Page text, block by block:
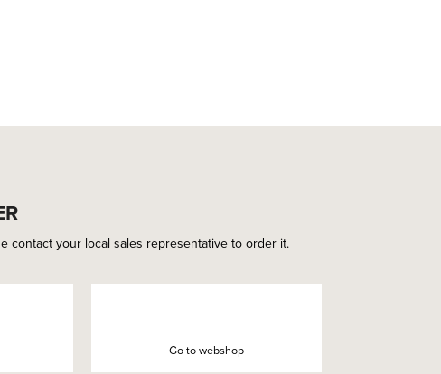
contact your local sales representative to order it.
Go to webshop